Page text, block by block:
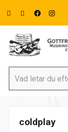
coldplay